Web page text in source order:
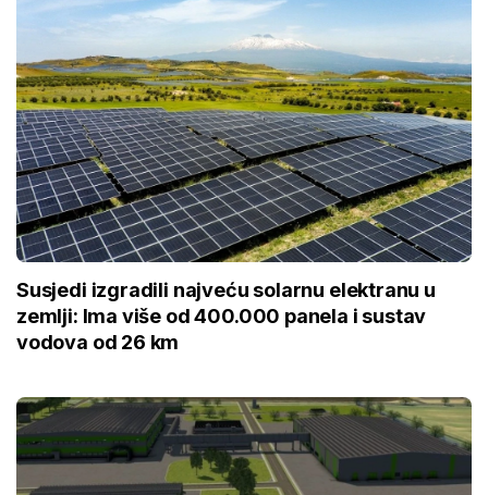
Susjedi izgradili najveću solarnu elektranu u
zemlji: Ima više od 400.000 panela i sustav
vodova od 26 km